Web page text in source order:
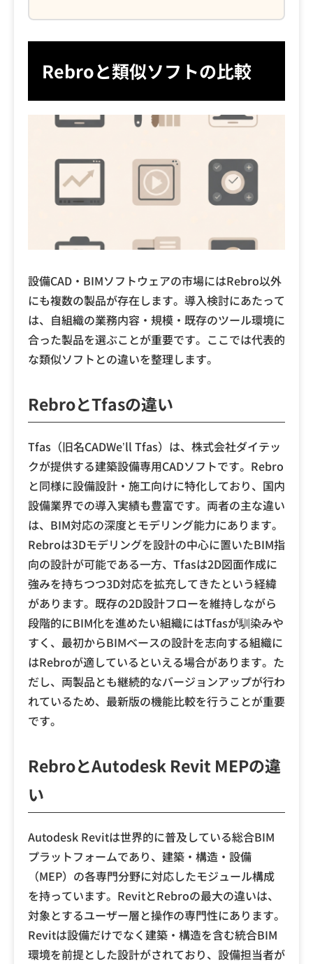
Rebroと類似ソフトの比較
設備CAD・BIMソフトウェアの市場にはRebro以外
にも複数の製品が存在します。導入検討にあたって
は、自組織の業務内容・規模・既存のツール環境に
合った製品を選ぶことが重要です。ここでは代表的
な類似ソフトとの違いを整理します。
RebroとTfasの違い
Tfas（旧名CADWe’ll Tfas）は、株式会社ダイテッ
クが提供する建築設備専用CADソフトです。Rebro
と同様に設備設計・施工向けに特化しており、国内
設備業界での導入実績も豊富です。両者の主な違い
は、BIM対応の深度とモデリング能力にあります。
Rebroは3Dモデリングを設計の中心に置いたBIM指
向の設計が可能である一方、Tfasは2D図面作成に
強みを持ちつつ3D対応を拡充してきたという経緯
があります。既存の2D設計フローを維持しながら
段階的にBIM化を進めたい組織にはTfasが馴染みや
すく、最初からBIMベースの設計を志向する組織に
はRebroが適しているといえる場合があります。た
だし、両製品とも継続的なバージョンアップが行わ
れているため、最新版の機能比較を行うことが重要
です。
RebroとAutodesk Revit MEPの違
い
Autodesk Revitは世界的に普及している総合BIM
プラットフォームであり、建築・構造・設備
（MEP）の各専門分野に対応したモジュール構成
を持っています。RevitとRebroの最大の違いは、
対象とするユーザー層と操作の専門性にあります。
Revitは設備だけでなく建築・構造を含む統合BIM
環境を前提とした設計がされており、設備担当者が